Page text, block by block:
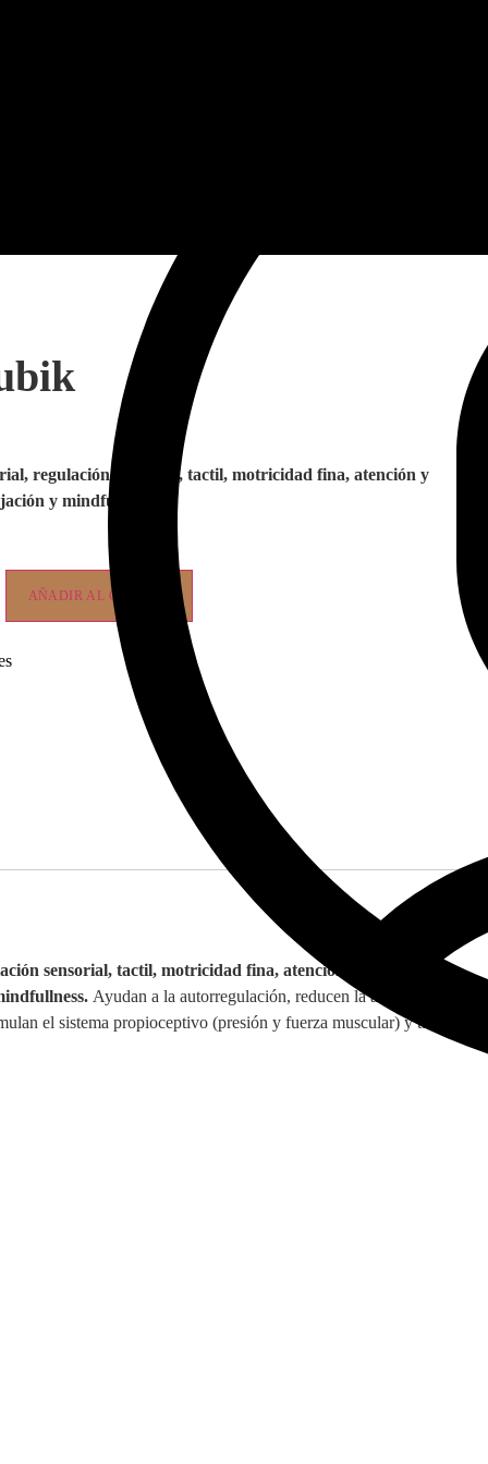
regulación sensorial, tactil, motricidad fina, atención y
y mindfullness.
AÑADIR AL CARRITO
sensorial, tactil, motricidad fina, atención y
Ayudan a la autorregulación, reducen la ansiedad y
el sistema propioceptivo (presión y fuerza muscular) y táctil